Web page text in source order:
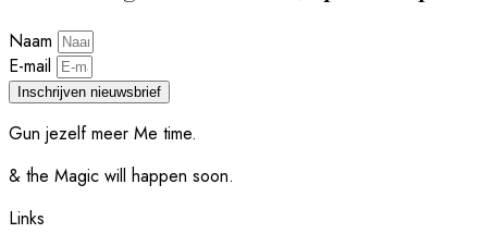
Naam
E-mail
Inschrijven nieuwsbrief
Gun jezelf meer Me time.​
& the Magic will happen soon.
Links